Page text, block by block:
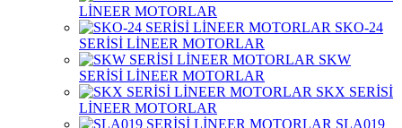
LİNEER MOTORLAR
SKO-24
SERİSİ LİNEER MOTORLAR
SKW
SERİSİ LİNEER MOTORLAR
SKX SERİSİ
LİNEER MOTORLAR
SLA019